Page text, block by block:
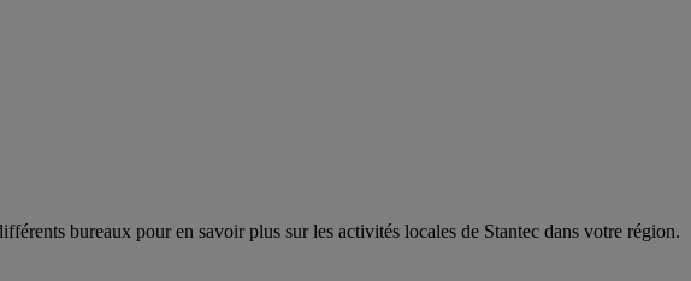
bureaux pour en savoir plus sur les activités locales de Stantec dans votre région.